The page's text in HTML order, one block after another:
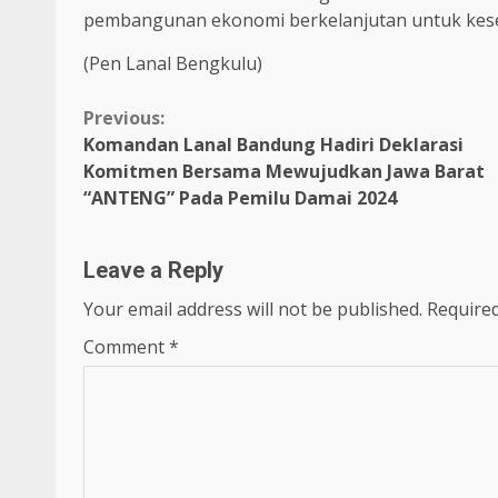
pembangunan ekonomi berkelanjutan untuk
(Pen Lanal Bengkulu)
Continue
Reading
Previous:
Komandan Lanal Bandung Hadiri Deklarasi
Komitmen Bersama Mewujudkan Jawa Barat
“ANTENG” Pada Pemilu Damai 2024
Leave a Reply
Your email address will not be published.
Comment*